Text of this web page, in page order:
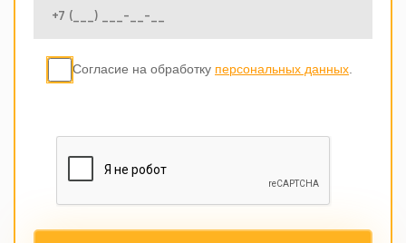
Согласие на обработку персональных данных.